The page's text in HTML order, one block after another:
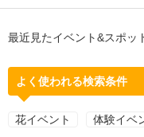
最近見たイベント&スポッ
よく使われる検索条件
花イベント 体験イベ